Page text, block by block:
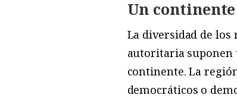
Un
La diversidad de los
autoritaria suponen
continente. La
democráticos o